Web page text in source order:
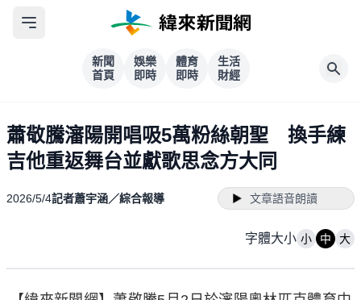
新聞
首頁
娛樂
即時
體育
即時
生活
財經
蕭敬騰瀋陽開唱吸5萬粉絲朝聖 換手練
吉他重返舞台並獻歌思念方大同
2026/5/4記者蕭宇涵／綜合報導 文章語音朗讀
字體大小 小 中 大